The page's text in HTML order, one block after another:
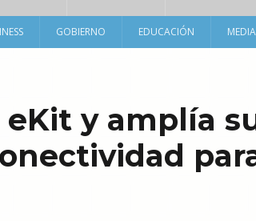
GOBIERNO EDUCACIÓN
eKit y amplía